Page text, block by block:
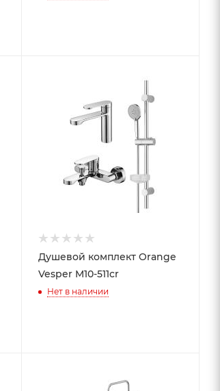
Душевой комплект Orange
Vesper M10-511cr
Нет в наличии